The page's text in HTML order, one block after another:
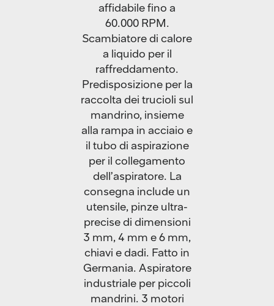
affidabile fino a
60.000 RPM.
Scambiatore di calore
a liquido per il
raffreddamento.
Predisposizione per la
raccolta dei trucioli sul
mandrino, insieme
alla rampa in acciaio e
il tubo di aspirazione
per il collegamento
dell’aspiratore. La
consegna include un
utensile, pinze ultra-
precise di dimensioni
3 mm, 4 mm e 6 mm,
chiavi e dadi. Fatto in
Germania. Aspiratore
industriale per piccoli
mandrini. 3 motori